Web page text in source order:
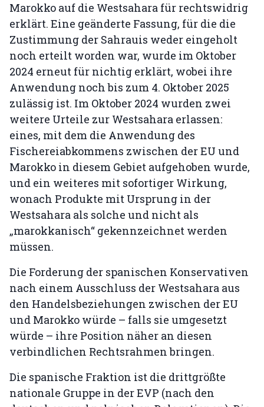
Marokko auf die Westsahara für rechtswidrig
erklärt. Eine geänderte Fassung, für die die
Zustimmung der Sahrauis weder eingeholt
noch erteilt worden war, wurde im Oktober
2024 erneut für nichtig erklärt, wobei ihre
Anwendung noch bis zum 4. Oktober 2025
zulässig ist. Im Oktober 2024 wurden zwei
weitere Urteile zur Westsahara erlassen:
eines, mit dem die Anwendung des
Fischereiabkommens zwischen der EU und
Marokko in diesem Gebiet aufgehoben wurde,
und ein weiteres mit sofortiger Wirkung,
wonach Produkte mit Ursprung in der
Westsahara als solche und nicht als
„marokkanisch“ gekennzeichnet werden
müssen.
Die Forderung der spanischen Konservativen
nach einem Ausschluss der Westsahara aus
den Handelsbeziehungen zwischen der EU
und Marokko würde – falls sie umgesetzt
würde – ihre Position näher an diesen
verbindlichen Rechtsrahmen bringen.
Die spanische Fraktion ist die drittgrößte
nationale Gruppe in der EVP (nach den